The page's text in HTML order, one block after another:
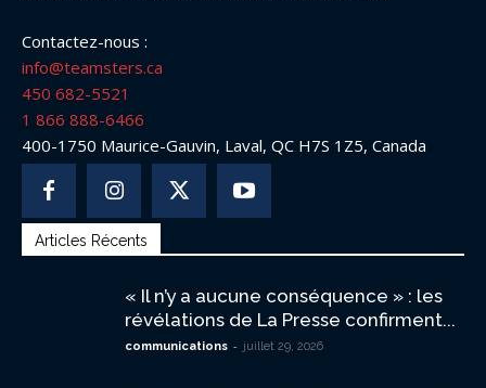
Contactez-nous :
info@teamsters.ca
450 682-5521
1 866 888-6466
400-1750 Maurice-Gauvin, Laval, QC H7S 1Z5, Canada
Articles Récents
« Il n’y a aucune conséquence » : les
révélations de La Presse confirment...
communications - juillet 29, 2026